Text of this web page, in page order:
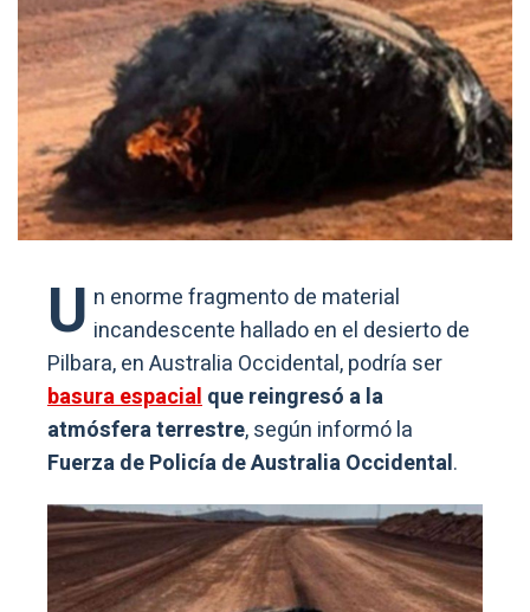
U n enorme fragmento de material
incandescente hallado en el desierto de
Pilbara, en Australia Occidental, podría ser
basura espacialque reingresó a la
atmósfera terrestre, según informó la
Fuerza de Policía de Australia Occidental.